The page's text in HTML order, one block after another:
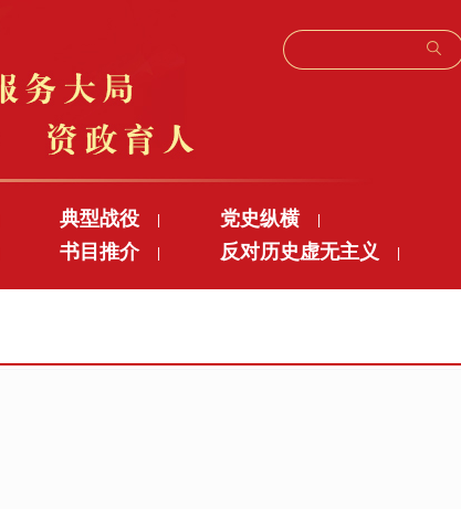
典型战役 党史纵横
书目推介 反对历史虚无主义